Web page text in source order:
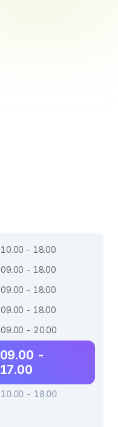
10.00 - 18.00
09.00 - 18.00
09.00 - 18.00
09.00 - 18.00
09.00 - 20.00
09.00 -
17.00
10.00 - 18.00